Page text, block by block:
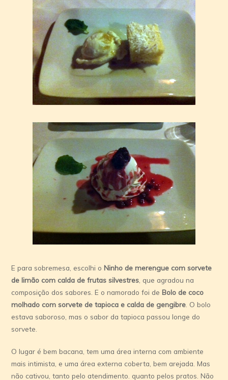
E para sobremesa, escolhi oNinho de merengue com sorvete
de limão com calda de frutas silvestres , que agradou na
composição dos sabores. E o namorado foi deBolo de coco
molhado com sorvete de tapioca e calda de gengibre . O bolo
estava saboroso, mas o sabor da tapioca passou longe do
sorvete.
O lugar é bem bacana, tem uma área interna com ambiente
mais intimista, e uma área externa coberta, bem arejada. Mas
não cativou, tanto pelo atendimento. quanto pelos pratos. Não